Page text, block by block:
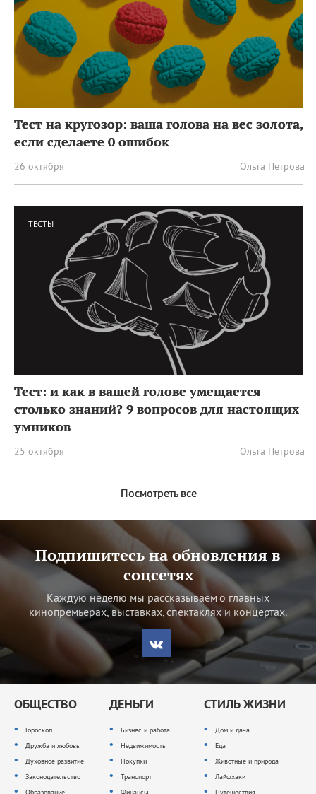
Тест на кругозор: ваша голова на вес золота,
если сделаете 0 ошибок
26 октября Ольга Петрова
ТЕСТЫ
Тест: и как в вашей голове умещается
столько знаний? 9 вопросов для настоящих
умников
25 октября Ольга Петрова
Посмотреть все
Подпишитесь на обновления в
соцсетях
Каждую неделю мы рассказываем о главных
кинопремьерах, выставках, спектаклях и концертах.
ОБЩЕСТВО
Гороскоп
Дружба и любовь
Духовное развитие
Законодательство
ДЕНЬГИ
Бизнес и работа
Недвижимость
Покупки
Транспорт
СТИЛЬ ЖИЗНИ
Дом и дача
Еда
Животные и природа
Лайфхаки